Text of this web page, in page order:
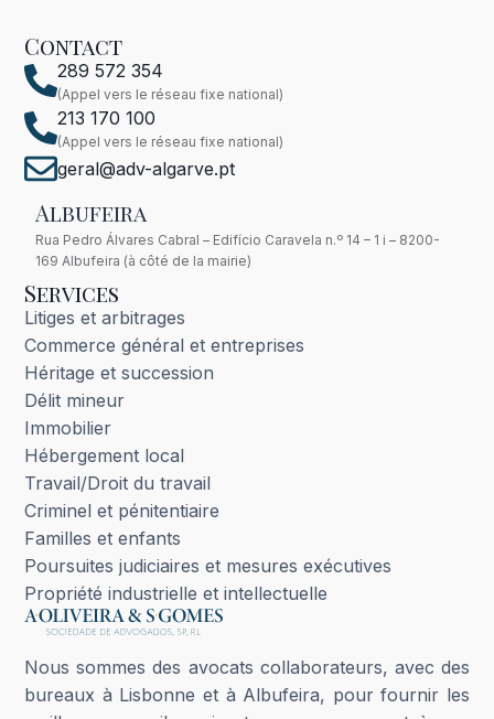
Nous sommes des avocats collaborateurs, avec des
bureaux à Lisbonne et à Albufeira, pour fournir les
Contact
289 572 354
(Appel vers le réseau fixe national)
213 170 100
(Appel vers le réseau fixe national)
geral@adv-algarve.pt
Albufeira
Rua Pedro Álvares Cabral – Edifício Caravela n.º 14 – 1 i – 8200-
169 Albufeira (à côté de la mairie)
Services
Litiges et arbitrages
Commerce général et entreprises
Héritage et succession
Délit mineur
Immobilier
Hébergement local
Travail/Droit du travail
Criminel et pénitentiaire
Familles et enfants
Poursuites judiciaires et mesures exécutives
Propriété industrielle et intellectuelle